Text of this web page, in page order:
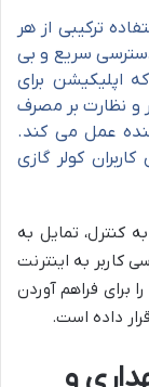
ترکیبی از هر
سریع و بی
اپلیکیشن برای
و نظارت بر مصرف
عمل می کند.
کولر گازی
کنترل، تمایل به
کاربر به اینترنت
برای فراهم آوردن
داده است.
و